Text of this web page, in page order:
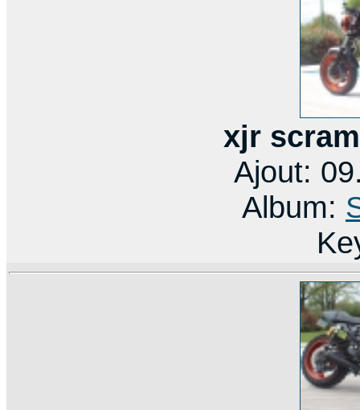
xjr
Ajout:
Album: